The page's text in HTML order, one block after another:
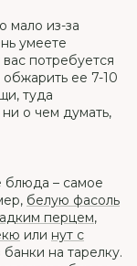
мало из-за
умеете
потребуется
ее 7-10
туда
о чем думать,
блюда – самое
белую фасоль
перцем,
или нут с
на тарелку.